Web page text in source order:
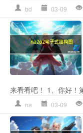
bd 03-09
来看看吧！ 1、你好！
na 03-09